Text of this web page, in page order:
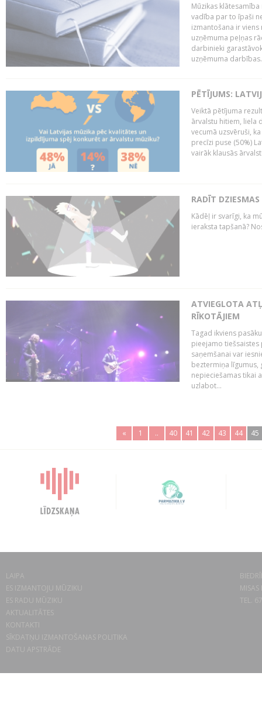
Mūzikas
vadība par to īpaši
izmantošana ir
uzņēmuma peļņas
darbinieki
uzņēmuma
PĒTĪJUMS:
Veiktā pētījuma
ārvalstu hitiem, liela
vecumā uzsvēruši,
precīzi puse (50%)
vairāk klausās
RADĪT
Kādēļ ir svarīgi, ka
ieraksta tapšanā?
ATVIEGLOTA
RĪKOTĀJIEM
Tagad ikviens
pieejamo tiešsaistes
saņemšanai var
beztermiņa līgumus,
nepieciešamas tikai
uzlabot...
« 1 .. 40 41 42 43 44 45
LAIPA
ES IZMANTOJU MŪZIKU
ES RADU MŪZIKU
AKTUALITĀTES
KONTAKTI
SĪKDATŅU IZMANTOŠANAS POLITIKA
DATU APSTRĀDE
TEL.